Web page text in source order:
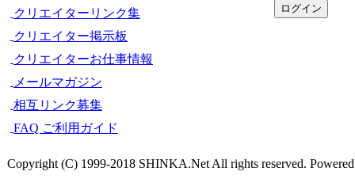
クリエイターリンク集
クリエイター掲示板
クリエイターお仕事情報
メールマガジン
相互リンク募集
FAQ ご利用ガイド
Copyright (C) 1999-2018 SHINKA.Net All rights reserved.